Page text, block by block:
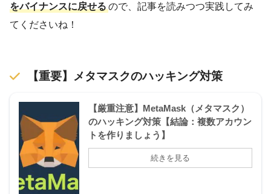
をバイナンスに戻せる ので、記事を読みつつ実践してみ
てくださいね！
【重要】メタマスクのハッキング対策
【厳重注意】MetaMask（メタマスク）
のハッキング対策【結論：複数アカウン
トを作りましょう】